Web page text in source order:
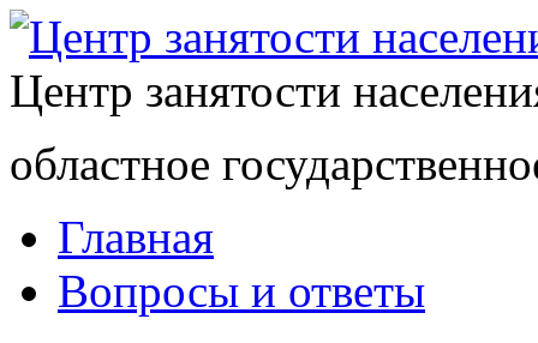
Центр занятости
областное
Главная
Вопросы и ответы